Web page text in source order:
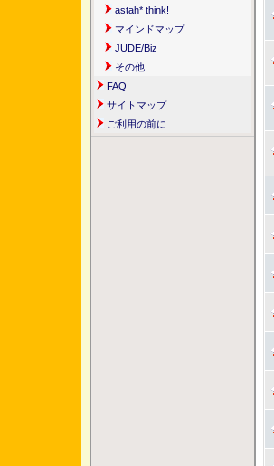
astah* think!
マインドマップ
JUDE/Biz
その他
FAQ
サイトマップ
ご利用の前に